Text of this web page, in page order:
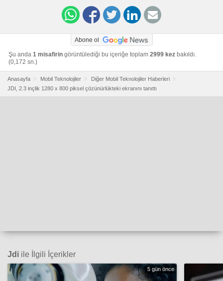
Abone ol
Şu anda 1 misafirin görüntülediği bu içeriğe toplam 2999 kez bakıldı.
(0,172 sn.)
Anasayfa Mobil Teknolojiler
Diğer Mobil Teknolojiler Haberleri
JDI, 2.3 inçlik 1280 x 800 piksel çözünürlükteki ekranını tanıttı
Jdi ile İlgili İçerikler
5 gün önce